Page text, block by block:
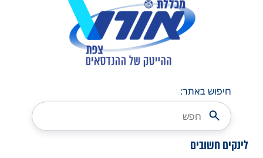
חיפוש באתר:
לינקים חשובים